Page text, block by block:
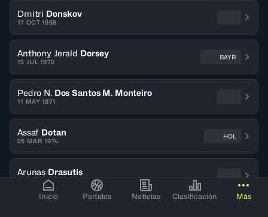
Inicio Partidos Noticias Clasificación Más
Dmitri Donskov
17 OCT 1968
Anthony Jerald Dorsey
15 JUL 1970
BAYR
Pedro N. Dos Santos M. Monteiro
11 MAY 1971
Assaf Dotan
05 MAR 1974
HOL
Arunas Drasutis
27 NOV 1974